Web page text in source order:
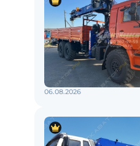
06.08.2026